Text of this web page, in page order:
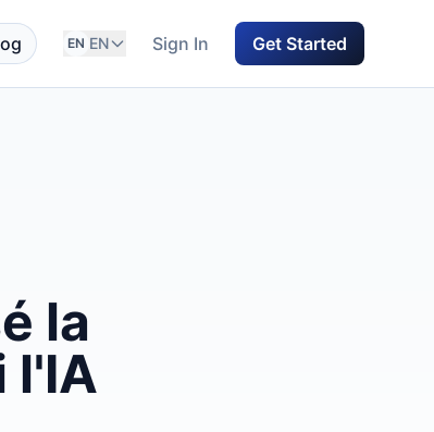
EN EN Sign In Get Started
la
l'IA